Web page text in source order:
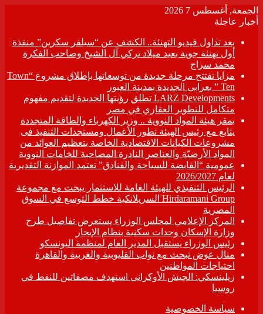
الجمعة, أغسطس 7 2026
أخبار عاجلة
بعد تداول فيديو التهنئة.. الكشف عن “سيلفر سكرين” منفذة
أول تهنئة جوية بعيد ميلاد تركي آل الشيخ وصاحب الفكرة
محمد سراج
مزايا تفتتح مرحلة جديدة من توسعاتها بإطلاق مشروع “Town
Ten ” بعرابى الجديدة بمدينة العبور
LARZ Developments تطلق رؤيتها الجديدة لتقديم مفهوم
متكامل للتطوير العقاري في مصر
بمقر هيئة المواد النووية .. وزير الكهرباء والطاقة المتجددة
يتابع مع رئيس الهيئة تطور الأعمال ومستجدات التنفيذ فى
مشروعات الكيانات الاقتصادية الخاصة بتعظيم العوائد من
المواد الأرضيّة والعناصر النادرة المصاحبة للخامات النووية
عمومية “القابضة للسياحة والفنادق” تعتمد الموازنة التقديرية
لعام 2026/2027
الرئيس التنفيذي للهيئة العامة للاستثمار يبحث مع مجموعة
Hirdaramani Group السريلانكية خطط التوسع في السوق
المصرية
المركز الإعلامي لمجلس الوزراء يستعرض تفاصيل طرح
وزارة الإسكان وحدات سكنية بنظام الإيجار
رئيس الوزراء يستقبل المدير العام لمنظمة اليونسكو
منال عوض تبحث مع نواب القليوبية والغربية والقاهرة
احتياجات المواطنين
زيلينسكي: الجيش الأوكراني استهدف مصفاتين للنفط في
روسيا
سياسة الخصوصية